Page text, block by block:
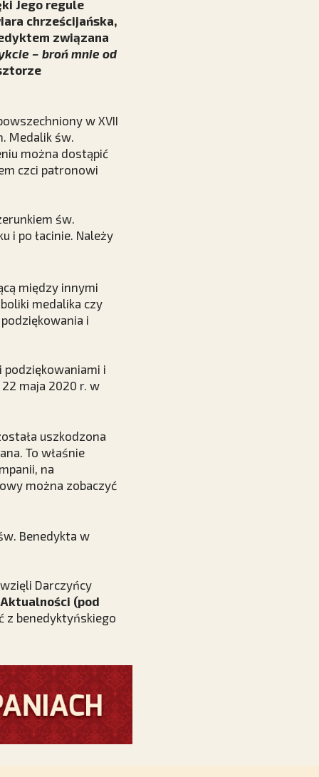
Jego regule
chrześcijańska,
związana
– broń mnie od
w XVII
Medalik św.
można dostąpić
czci patronowi
św.
i po łacinie. Należy
między innymi
medalika czy
i
podziękowaniami i
maja 2020 r. w
uszkodzona
To właśnie
na
można zobaczyć
Benedykta w
Darczyńcy
Aktualności (pod
z benedyktyńskiego